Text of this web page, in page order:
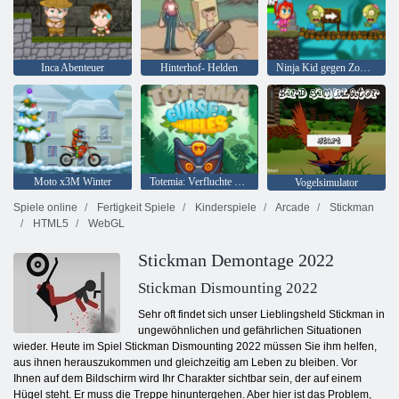
Inca Abenteuer Hinterhof- Helden Ninja Kid gegen Zombies
Moto x3M Winter
Vogelsimulator
Spiele online
Fertigkeit Spiele Kinderspiele Arcade
Stickman
HTML5
WebGL
Stickman Demontage 2022
Stickman Dismounting 2022
Sehr oft findet sich unser Lieblingsheld Stickman in
ungewöhnlichen und gefährlichen Situationen
wieder. Heute im Spiel Stickman Dismounting 2022 müssen Sie ihm helfen,
aus ihnen herauszukommen und gleichzeitig am Leben zu bleiben. Vor
Ihnen auf dem Bildschirm wird Ihr Charakter sichtbar sein, der auf einem
Hügel steht. Er muss die Treppe hinuntergehen. Aber hier ist das Problem,